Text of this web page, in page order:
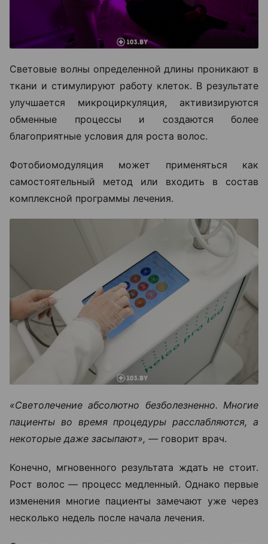
Световые волны определенной длины проникают в
ткани и стимулируют работу клеток. В результате
улучшается микроциркуляция, активизируются
обменные процессы и создаются более
благоприятные условия для роста волос.
Фотобиомодуляция может применяться как
самостоятельный метод или входить в состав
комплексной программы лечения.
«Светолечение абсолютно безболезненно. Многие
пациенты во время процедуры расслабляются, а
некоторые даже засыпают», — говорит врач.
Конечно, мгновенного результата ждать не стоит.
Рост волос — процесс медленный. Однако первые
изменения многие пациенты замечают уже через
несколько недель после начала лечения.